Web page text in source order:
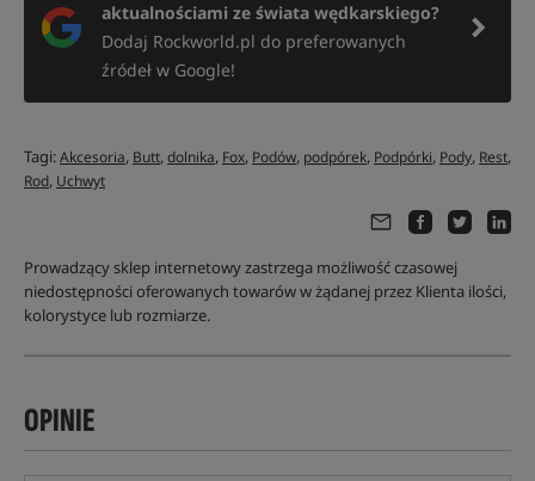
aktualnościami ze świata wędkarskiego?
Dodaj Rockworld.pl do preferowanych
źródeł w Google!
Tagi:Akcesoria, Butt,dolnika, Fox, Podów, podpórek, Podpórki, Pody, Rest,
Rod, Uchwyt
Prowadzący sklep internetowy zastrzega możliwość czasowej
niedostępności oferowanych towarów w żądanej przez Klienta ilości,
kolorystyce lub rozmiarze.
OPINIE